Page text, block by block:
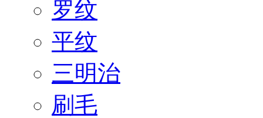
罗纹
平纹
三明治
刷毛